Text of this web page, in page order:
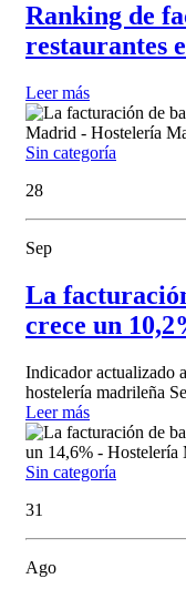
Ranking de
restaurantes
Leer más
Sin categoría
28
Sep
La
crece un
Indicador actualizado
hostelería madrileña
Leer más
Sin categoría
31
Ago